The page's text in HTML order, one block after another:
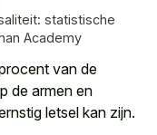
statistische
Academy
van de
de armen en
letsel kan zijn.